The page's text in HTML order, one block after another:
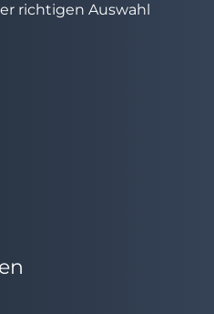
richtigen Auswahl